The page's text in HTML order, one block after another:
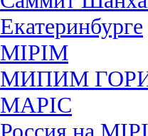
Екатеринбурге
MIPIM
МИПИМ
MAPIC